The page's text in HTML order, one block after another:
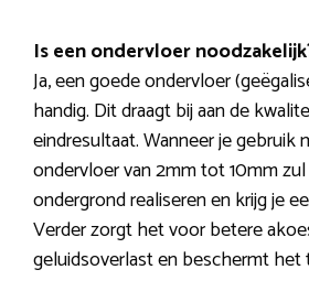
Is een ondervloer
Ja, een goede ondervloer
handig. Dit draagt bij aan de
eindresultaat. Wanneer je gebruik
ondervloer van 2mm tot 10mm
ondergrond realiseren en krijg je
Verder zorgt het voor betere
geluidsoverlast en beschermt het